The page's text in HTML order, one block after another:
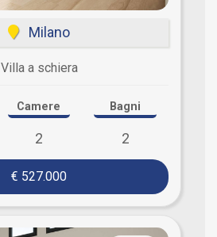
Milano
Villa a schiera
Camere
2
Bagni
2
€ 527.000